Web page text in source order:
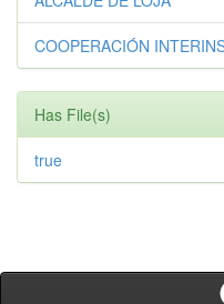
COOPERACIÓN
Has File(s)
true